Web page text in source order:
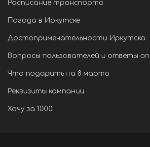
Расписание транспорта
Погода в Иркутске
Достопримечательности Иркутска
Вопросы пользователей и ответы
Что подарить на 8 марта
Реквизиты компании
Хочу за 1000